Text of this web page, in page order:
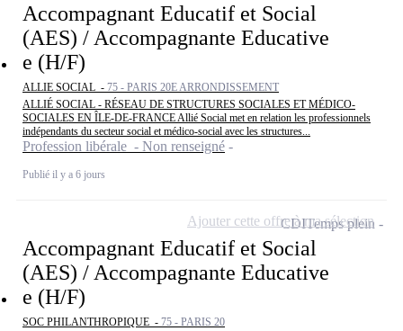
Accompagnant Educatif et Social
(AES) / Accompagnante Educative
e (H/F)
ALLIE SOCIAL - 75 - PARIS 20E ARRONDISSEMENT
ALLIÉ SOCIAL - RÉSEAU DE STRUCTURES SOCIALES ET MÉDICO-
SOCIALES EN ÎLE-DE-FRANCE Allié Social met en relation les professionnels
indépendants du secteur social et médico-social avec les structures...
Profession libérale - Non renseigné
Publié il y a 6 jours
Accompagnant Educatif et Social
(AES) / Accompagnante Educative
e (H/F)
SOC PHILANTHROPIQUE - 75 - PARIS 20
CDITemps plein
Ajouter cette offre à ma sélection